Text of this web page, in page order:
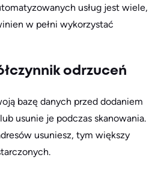
usług jest wiele,
w pełni wykorzystać
odrzuceń
bazę danych przed dodaniem
usunie je podczas skanowania.
usuniesz, tym większy